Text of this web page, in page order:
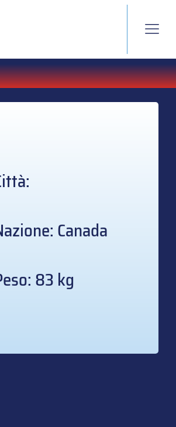
Canada
83 kg